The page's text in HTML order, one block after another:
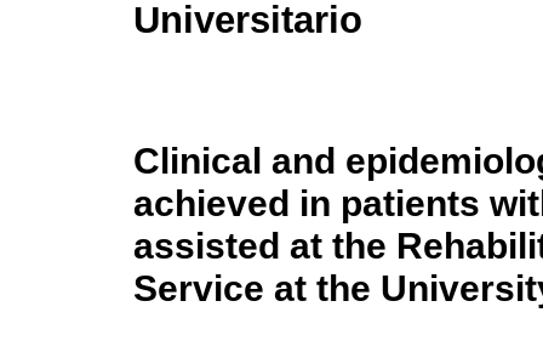
Universitario
Clinical and
achieved in patients
assisted at the
Service at the